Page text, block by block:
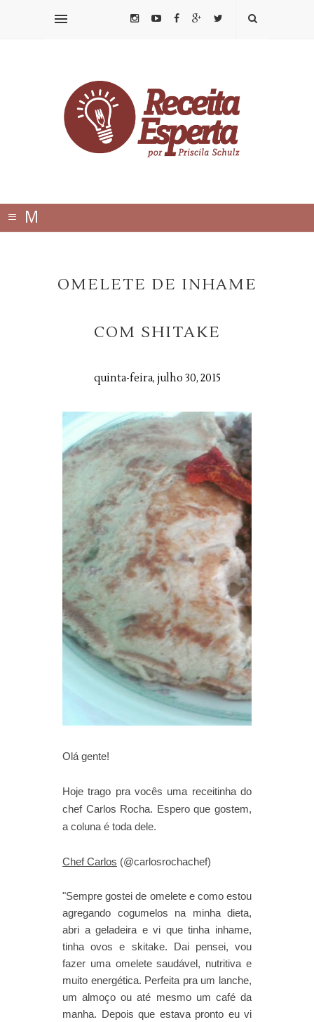
≡ M
OMELETE DE INHAME
COM SHITAKE
quinta-feira, julho 30, 2015
Olá gente!
Hoje trago pra vocês uma receitinha do
chef Carlos Rocha. Espero que gostem,
a coluna é toda dele.
Chef Carlos (@carlosrochachef)
"Sempre gostei de omelete e como estou
agregando cogumelos na minha dieta,
abri a geladeira e vi que tinha inhame,
tinha ovos e skitake. Dai pensei, vou
fazer uma omelete saudável, nutritiva e
muito energética. Perfeita pra um lanche,
um almoço ou até mesmo um café da
manha. Depois que estava pronto eu vi